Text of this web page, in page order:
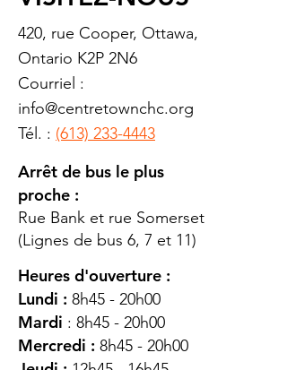
420, rue Cooper, Ottawa,
Ontario K2P 2N6
Courriel :
info@centretownchc.org
Tél. : (613) 233-4443
Arrêt de bus le plus
proche :
Rue Bank et rue Somerset
(Lignes de bus 6, 7 et 11)
Heures d'ouverture :
Lundi : 8h45 - 20h00
Mardi : 8h45 - 20h00
Mercredi : 8h45 - 20h00